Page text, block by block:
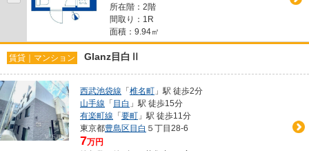
所在階：2階
間取り：1R
面積：9.94㎡
賃貸｜マンション Glanz目白Ⅱ
西武池袋線 「椎名町 」駅 徒歩2分
山手線 「目白 」駅 徒歩15分
有楽町線 「要町 」駅 徒歩11分
東京都豊島区目白 ５丁目28-6
7万円